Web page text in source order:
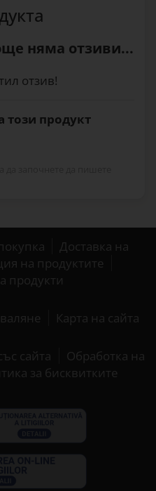
няма отзиви...
отзив!
този продукт
Доставка на
на продуктите
продукти
Карта на сайта
сайта
Обработка на
за бисквитките